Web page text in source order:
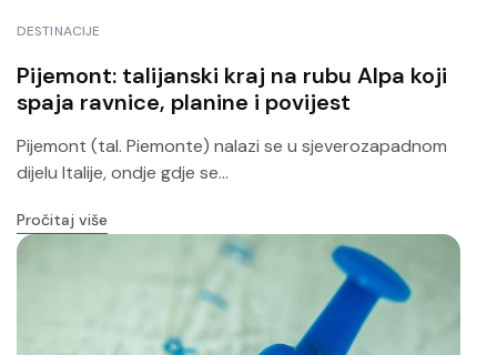
DESTINACIJE
Pijemont: talijanski kraj na rubu Alpa koji
spaja ravnice, planine i povijest
Pijemont (tal. Piemonte) nalazi se u sjeverozapadnom
dijelu Italije, ondje gdje se...
Pročitaj više